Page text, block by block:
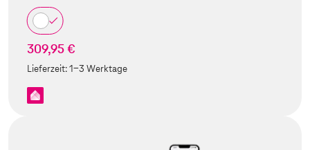
309,95 €
Lieferzeit:1-3 Werktage